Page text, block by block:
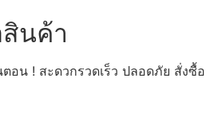
นค้า
อน ! สะดวกรวดเร็ว ปลอดภัย สั่งซื้อ